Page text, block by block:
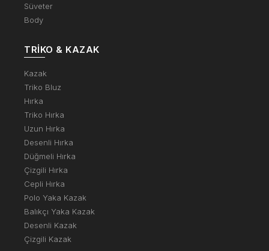
Süveter
Body
TRIKO & KAZAK
Kazak
Triko Bluz
Hırka
Triko Hırka
Uzun Hırka
Desenli Hırka
Düğmeli Hırka
Çizgili Hırka
Cepli Hırka
Polo Yaka Kazak
Balıkçı Yaka Kazak
Desenli Kazak
Çizgili Kazak